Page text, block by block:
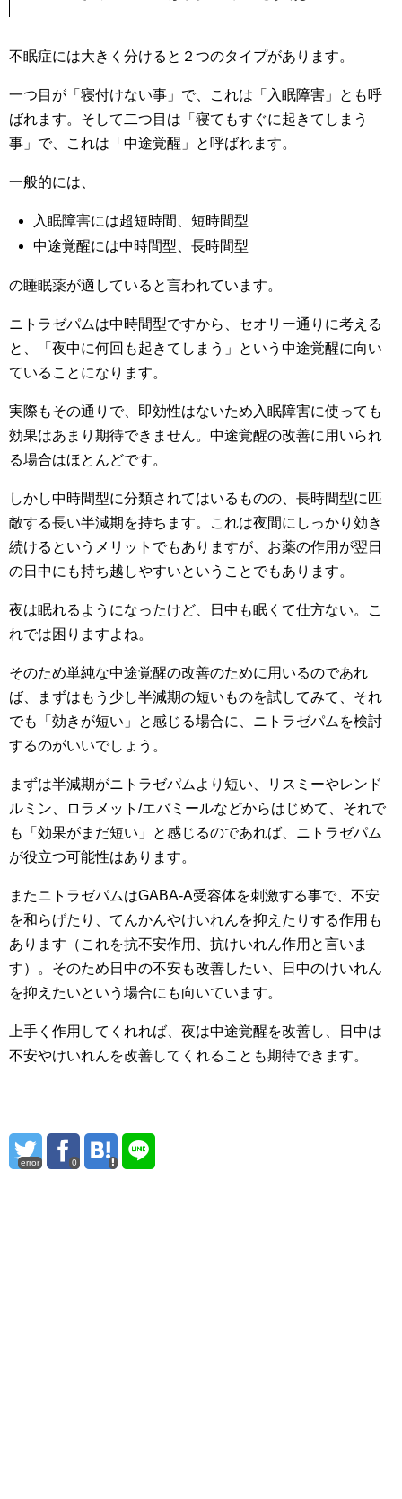
不眠症には大きく分けると２つのタイプがあります。
一つ目が「寝付けない事」で、これは「入眠障害」とも呼
ばれます。そして二つ目は「寝てもすぐに起きてしまう
事」で、これは「中途覚醒」と呼ばれます。
一般的には、
入眠障害には超短時間、短時間型
中途覚醒には中時間型、長時間型
の睡眠薬が適していると言われています。
ニトラゼパムは中時間型ですから、セオリー通りに考える
と、「夜中に何回も起きてしまう」という中途覚醒に向い
ていることになります。
実際もその通りで、即効性はないため入眠障害に使っても
効果はあまり期待できません。中途覚醒の改善に用いられ
る場合はほとんどです。
しかし中時間型に分類されてはいるものの、長時間型に匹
敵する長い半減期を持ちます。これは夜間にしっかり効き
続けるというメリットでもありますが、お薬の作用が翌日
の日中にも持ち越しやすいということでもあります。
夜は眠れるようになったけど、日中も眠くて仕方ない。こ
れでは困りますよね。
そのため単純な中途覚醒の改善のために用いるのであれ
ば、まずはもう少し半減期の短いものを試してみて、それ
でも「効きが短い」と感じる場合に、ニトラゼパムを検討
するのがいいでしょう。
まずは半減期がニトラゼパムより短い、リスミーやレンド
ルミン、ロラメット/エバミールなどからはじめて、それで
も「効果がまだ短い」と感じるのであれば、ニトラゼパム
が役立つ可能性はあります。
またニトラゼパムはGABA-A受容体を刺激する事で、不安
を和らげたり、てんかんやけいれんを抑えたりする作用も
あります（これを抗不安作用、抗けいれん作用と言いま
す）。そのため日中の不安も改善したい、日中のけいれん
を抑えたいという場合にも向いています。
上手く作用してくれれば、夜は中途覚醒を改善し、日中は
不安やけいれんを改善してくれることも期待できます。
error 0